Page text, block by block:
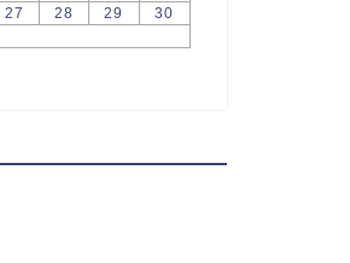
27 28 29
30